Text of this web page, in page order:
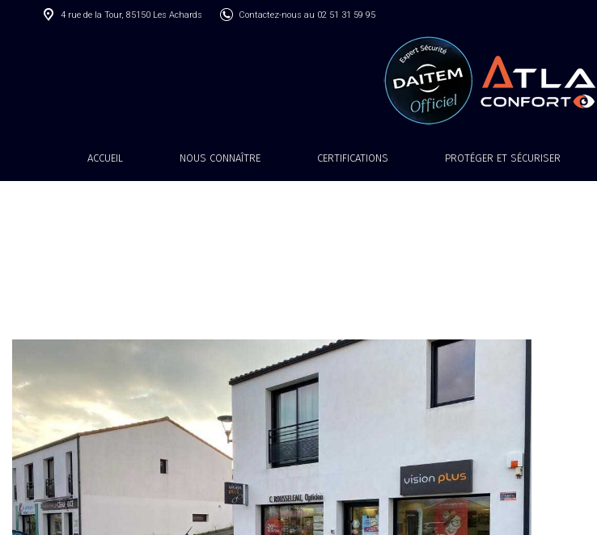
4 rue de la Tour, 85150 Les Achards Contactez-nous au 02 51 31 59 95
ACCUEIL NOUS CONNAÎTRE CERTIFICATIONS PROTÉGER ET SÉCURISER